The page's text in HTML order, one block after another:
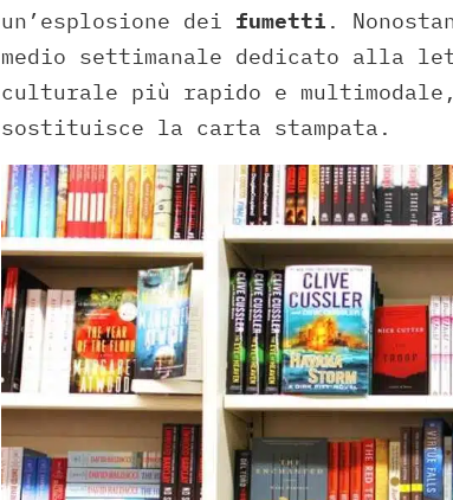
un’esplosione dei fumetti .
medio settimanale dedicato alla
culturale più rapido e
sostituisce la carta stampata.